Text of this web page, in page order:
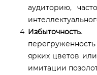
аудиторию,
Избыточность.
ярких цветов
имитации